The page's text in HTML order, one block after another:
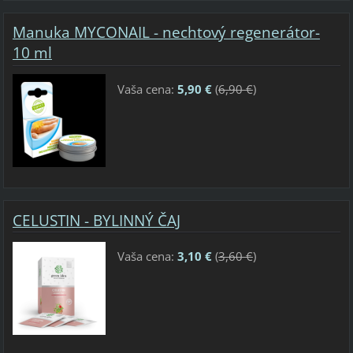
Manuka MYCONAIL - nechtový regenerátor-
10 ml
Vaša cena: 5,90 €(6,90 €)
CELUSTIN - BYLINNÝ ČAJ
Vaša cena: 3,10 €(3,60 €)